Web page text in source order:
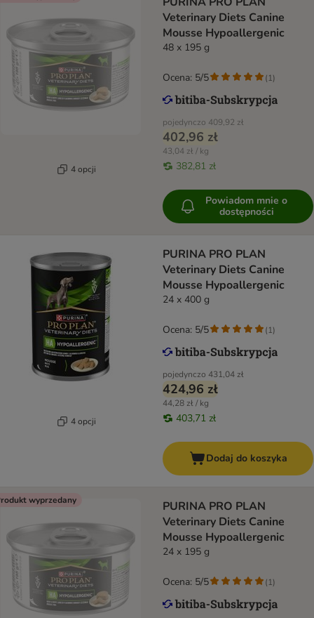
4 opcji
Veterinary Diets Canine
Mousse Hypoallergenic
48 x 195 g
pojedynczo 409,92 zł
402,96 zł
43,04 zł / kg
382,81 zł
Ocena: 5/5 (1)
Powiadom mnie o
dostępności
4 opcji
PURINA PRO PLAN
Veterinary Diets Canine
Mousse Hypoallergenic
24 x 400 g
pojedynczo 431,04 zł
424,96 zł
44,28 zł / kg
403,71 zł
Ocena: 5/5 (1)
Dodaj do koszyka
wyprzedany
PURINA PRO PLAN
Veterinary Diets Canine
Mousse Hypoallergenic
24 x 195 g
Ocena: 5/5 (1)